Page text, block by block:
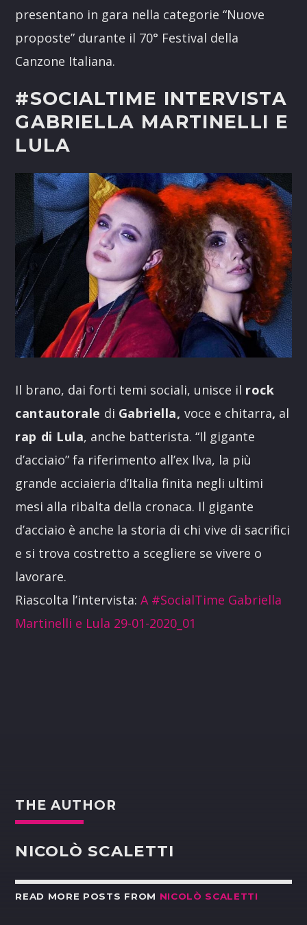
presentano in gara nella categorie “Nuove
proposte” durante il 70° Festival della
Canzone Italiana.
#SOCIALTIME INTERVISTA
GABRIELLA MARTINELLI E
LULA
Il brano, dai forti temi sociali, unisce il rock
cantautorale di Gabriella, voce e chitarra, al
rap di Lula, anche batterista. “Il gigante
d’acciaio” fa riferimento all’ex Ilva, la più
grande acciaieria d’Italia finita negli ultimi
mesi alla ribalta della cronaca. Il gigante
d’acciaio è anche la storia di chi vive di sacrifici
e si trova costretto a scegliere se vivere o
lavorare.
Riascolta l’intervista:A #SocialTime Gabriella
Martinelli e Lula 29-01-2020_01
THE AUTHOR
NICOLÒ SCALETTI
READ MORE POSTS FROM NICOLÒ SCALETTI